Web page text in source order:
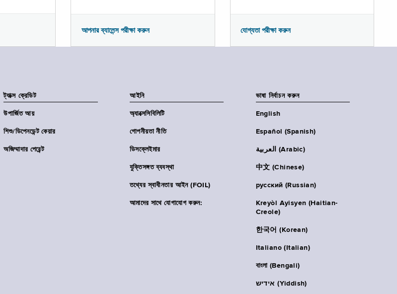
আপনার ব্যালেন্স পরীক্ষা করুন যোগ্যতা পরীক্ষা করুন
ট্যাক্স ক্রেডিট
উপার্জিত আয়
শিশু/ডিপেনডেন্ট কেয়ার
অজিম্মাদার পেরেন্ট
আইনি
অ্যাক্সেসিবিলিটি
গোপনীয়তা নীতি
ডিসক্লেইমার
যুক্তিসঙ্গত ব্যবস্থা
তথ্যের স্বাধীনতার আইন (FOIL)
আমাদের সাথে যোগাযোগ করুন:
ভাষা নির্বাচন করুন
English
Español (Spanish)
العربية (Arabic)
中文 (Chinese)
русский (Russian)
Kreyòl Ayisyen (Haitian-
Creole)
한국어 (Korean)
Italiano (Italian)
বাংলা (Bengali)
אידיש (Yiddish)